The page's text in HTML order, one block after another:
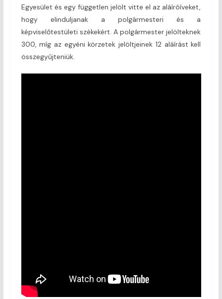
Egyesület és egy független jelölt vitte el az aláíróíveket,
hogy elinduljanak a polgármesteri és a
képviselőtestületi székekért. A polgármester jelölteknek
300, míg az egyéni körzetek jelöltjeinek 12 aláírást kell
összegyűjteniük.